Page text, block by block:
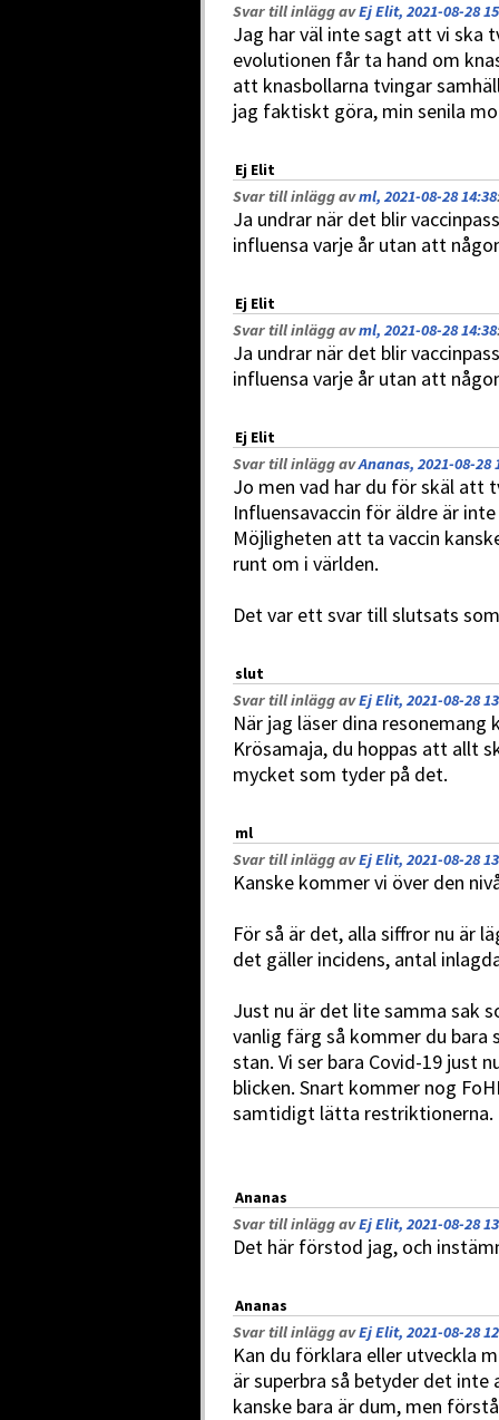
Svar till inlägg avEj Elit, 2021-08-28
Jag har väl inte sagt att vi ska
evolutionen får ta hand om
att knasbollarna tvingar
jag faktiskt göra, min senila
Ej Elit
Svar till inlägg avml, 2021-08-28 14:38
Ja undrar när det blir
influensa varje år utan att
Ej Elit
Svar till inlägg avml, 2021-08-28 14:38
Ja undrar när det blir
influensa varje år utan att
Ej Elit
Svar till inlägg avAnanas, 2021-08-28
Jo men vad har du för skäl att
Influensavaccin för äldre är
Möjligheten att ta vaccin
runt om i världen.
Det var ett svar till slutsats
slut
Svar till inlägg avEj Elit, 2021-08-28
När jag läser dina
Krösamaja, du hoppas att allt
mycket som tyder på det.
ml
Svar till inlägg avEj Elit, 2021-08-28
Kanske kommer vi över den
För så är det, alla siffror nu är
det gäller incidens, antal
Just nu är det lite samma sak
vanlig färg så kommer du bara
stan. Vi ser bara Covid-19 just
blicken. Snart kommer nog
samtidigt lätta restriktionerna.
Ananas
Svar till inlägg avEj Elit, 2021-08-28
Det här förstod jag, och
Ananas
Svar till inlägg avEj Elit, 2021-08-28
Kan du förklara eller utveckla
är superbra så betyder det
kanske bara är dum, men